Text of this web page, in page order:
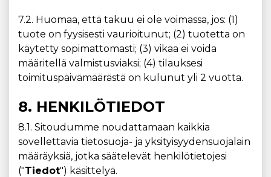
7.2. Huomaa, että takuu ei ole voimassa, jos: (1)
tuote on fyysisesti vaurioitunut; (2) tuotetta on
käytetty sopimattomasti; (3) vikaa ei voida
määritellä valmistusviaksi; (4) tilauksesi
toimituspäivämäärästä on kulunut yli 2 vuotta.
8. HENKILÖTIEDOT
8.1. Sitoudumme noudattamaan kaikkia
sovellettavia tietosuoja- ja yksityisyydensuojalain
määräyksiä, jotka säätelevät henkilötietojesi
("Tiedot") käsittelyä.